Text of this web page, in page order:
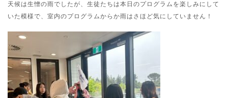
天候は生憎の雨でしたが、生徒たちは本日のプログラムを楽しみにして
いた模様で、室内のプログラムからか雨はさほど気にしていません！